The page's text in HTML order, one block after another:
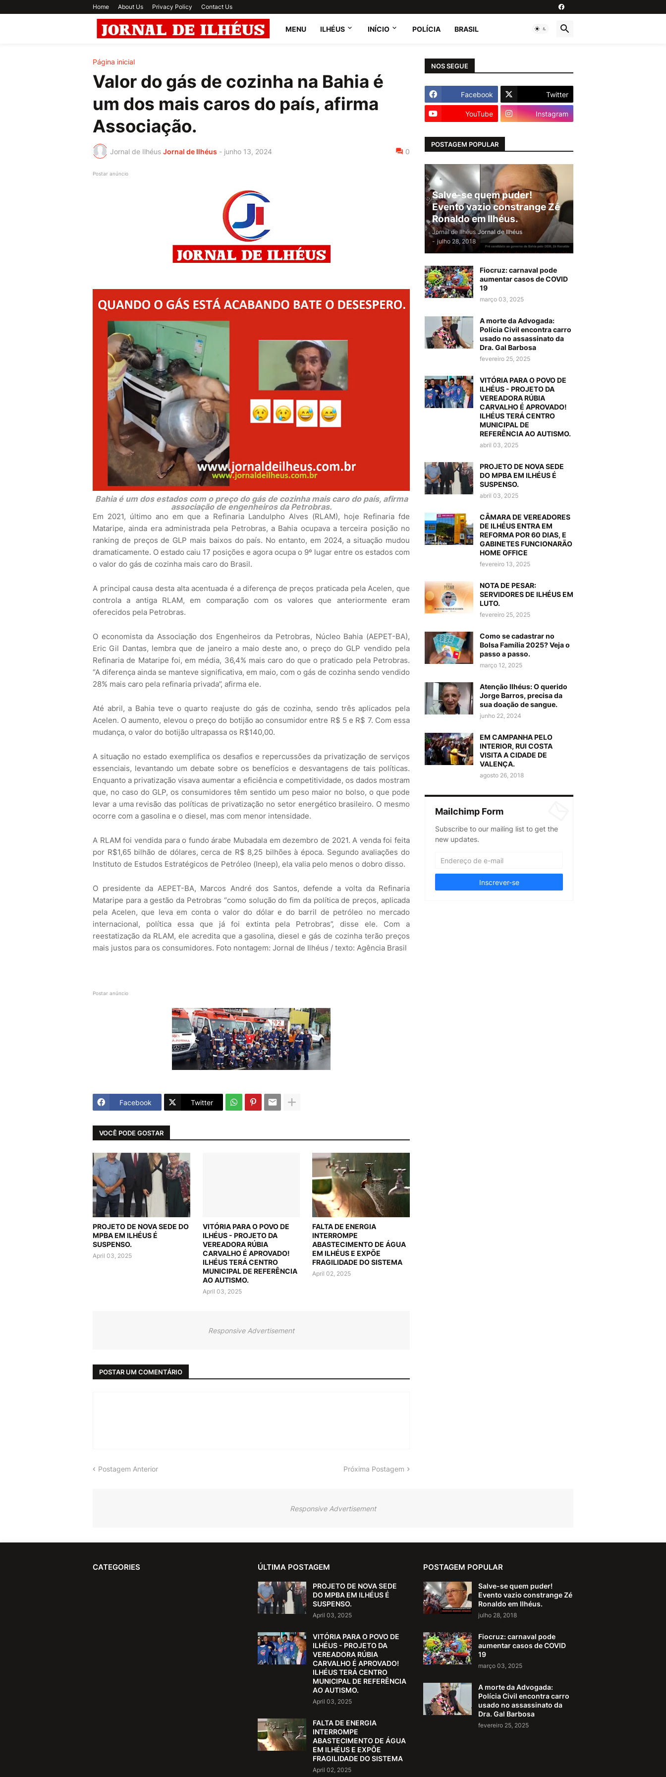
Home About Us Privacy Policy Contact Us
MENU ILHÉUS INÍCIO POLÍCIA BRASIL
Página inicial
Valor do gás de cozinha na Bahia é
um dos mais caros do país, afirma
Associação.
Jornal de Ilhéus Jornal de Ilhéus - junho 13, 2024 0
Postar anúncio
Bahia é um dos estados com o preço do gás de cozinha mais caro do país, afirma
associação de engenheiros da Petrobras.
Em 2021, último ano em que a Refinaria Landulpho Alves (RLAM), hoje Refinaria fde
Mataripe, ainda era administrada pela Petrobras, a Bahia ocupava a terceira posição no
ranking de preços de GLP mais baixos do país. No entanto, em 2024, a situação mudou
dramaticamente. O estado caiu 17 posições e agora ocupa o 9º lugar entre os estados com
o valor do gás de cozinha mais caro do Brasil.
A principal causa desta alta acentuada é a diferença de preços praticada pela Acelen, que
controla a antiga RLAM, em comparação com os valores que anteriormente eram
oferecidos pela Petrobras.
O economista da Associação dos Engenheiros da Petrobras, Núcleo Bahia (AEPET-BA),
Eric Gil Dantas, lembra que de janeiro a maio deste ano, o preço do GLP vendido pela
Refinaria de Mataripe foi, em média, 36,4% mais caro do que o praticado pela Petrobras.
“A diferença ainda se manteve significativa, em maio, com o gás de cozinha sendo vendido
28% mais caro pela refinaria privada”, afirma ele.
Até abril, a Bahia teve o quarto reajuste do gás de cozinha, sendo três aplicados pela
Acelen. O aumento, elevou o preço do botijão ao consumidor entre R$ 5 e R$ 7. Com essa
mudança, o valor do botijão ultrapassa os R$140,00.
A situação no estado exemplifica os desafios e repercussões da privatização de serviços
essenciais, levantando um debate sobre os benefícios e desvantagens de tais políticas.
Enquanto a privatização visava aumentar a eficiência e competitividade, os dados mostram
que, no caso do GLP, os consumidores têm sentido um peso maior no bolso, o que pode
levar a uma revisão das políticas de privatização no setor energético brasileiro. O mesmo
ocorre com a gasolina e o diesel, mas com menor intensidade.
A RLAM foi vendida para o fundo árabe Mubadala em dezembro de 2021. A venda foi feita
por R$1,65 bilhão de dólares, cerca de R$ 8,25 bilhões à época. Segundo avaliações do
Instituto de Estudos Estratégicos de Petróleo (Ineep), ela valia pelo menos o dobro disso.
O presidente da AEPET-BA, Marcos André dos Santos, defende a volta da Refinaria
Mataripe para a gestão da Petrobras “como solução do fim da política de preços, aplicada
pela Acelen, que leva em conta o valor do dólar e do barril de petróleo no mercado
internacional, política essa que já foi extinta pela Petrobras”, disse ele. Com a
reestatização da RLAM, ele acredita que a gasolina, diesel e gás de cozinha terão preços
mais justos para os consumidores. Foto nontagem: Jornal de Ilhéus / texto: Agência Brasil
Postar anúncio
Facebook Twitter
VOCÊ PODE GOSTAR
PROJETO DE NOVA SEDE DO
MPBA EM ILHÉUS É
SUSPENSO.
April 03, 2025
VITÓRIA PARA O POVO DE
ILHÉUS - PROJETO DA
VEREADORA RÚBIA
CARVALHO É APROVADO!
ILHÉUS TERÁ CENTRO
MUNICIPAL DE REFERÊNCIA
AO AUTISMO.
April 03, 2025
FALTA DE ENERGIA
INTERROMPE
ABASTECIMENTO DE ÁGUA
EM ILHÉUS E EXPÕE
FRAGILIDADE DO SISTEMA
April 02, 2025
Responsive Advertisement
POSTAR UM COMENTÁRIO
Postagem Anterior Próxima Postagem
NOS SEGUE
Facebook Twitter
YouTube Instagram
POSTAGEM POPULAR
Salve-se quem puder!
Evento vazio constrange Zé
Ronaldo em Ilhéus.
Jornal de Ilhéus Jornal de Ilhéus
- julho 28, 2018
Fiocruz: carnaval pode
aumentar casos de COVID
19
março 03, 2025
A morte da Advogada:
Polícia Civil encontra carro
usado no assassinato da
Dra. Gal Barbosa
fevereiro 25, 2025
VITÓRIA PARA O POVO DE
ILHÉUS - PROJETO DA
VEREADORA RÚBIA
CARVALHO É APROVADO!
ILHÉUS TERÁ CENTRO
MUNICIPAL DE
REFERÊNCIA AO AUTISMO.
abril 03, 2025
PROJETO DE NOVA SEDE
DO MPBA EM ILHÉUS É
SUSPENSO.
abril 03, 2025
CÂMARA DE VEREADORES
DE ILHÉUS ENTRA EM
REFORMA POR 60 DIAS, E
GABINETES FUNCIONARÃO
HOME OFFICE
fevereiro 13, 2025
NOTA DE PESAR:
SERVIDORES DE ILHÉUS EM
LUTO.
fevereiro 25, 2025
Como se cadastrar no
Bolsa Família 2025? Veja o
passo a passo.
março 12, 2025
Atenção Ilhéus: O querido
Jorge Barros, precisa da
sua doação de sangue.
junho 22, 2024
EM CAMPANHA PELO
INTERIOR, RUI COSTA
VISITA A CIDADE DE
VALENÇA.
agosto 26, 2018
Mailchimp Form
Subscribe to our mailing list to get the
new updates.
Responsive Advertisement
CATEGORIES ÚLTIMA POSTAGEM
PROJETO DE NOVA SEDE
DO MPBA EM ILHÉUS É
SUSPENSO.
April 03, 2025
VITÓRIA PARA O POVO DE
ILHÉUS - PROJETO DA
VEREADORA RÚBIA
CARVALHO É APROVADO!
ILHÉUS TERÁ CENTRO
MUNICIPAL DE REFERÊNCIA
AO AUTISMO.
April 03, 2025
FALTA DE ENERGIA
INTERROMPE
ABASTECIMENTO DE ÁGUA
EM ILHÉUS E EXPÕE
FRAGILIDADE DO SISTEMA
April 02, 2025
POSTAGEM POPULAR
Salve-se quem puder!
Evento vazio constrange Zé
Ronaldo em Ilhéus.
julho 28, 2018
Fiocruz: carnaval pode
aumentar casos de COVID
19
março 03, 2025
A morte da Advogada:
Polícia Civil encontra carro
usado no assassinato da
Dra. Gal Barbosa
fevereiro 25, 2025